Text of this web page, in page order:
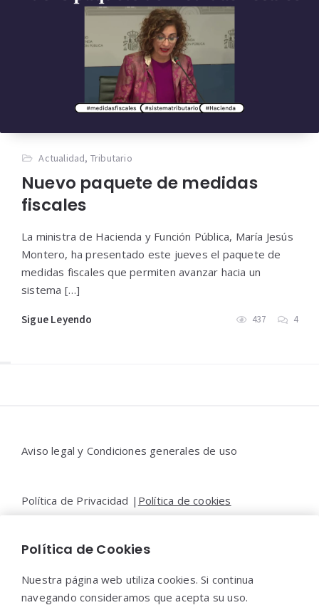
Actualidad, Tributario
Nuevo paquete de medidas
fiscales
La ministra de Hacienda y Función Pública, María Jesús
Montero, ha presentado este jueves el paquete de
medidas fiscales que permiten avanzar hacia un
sistema […]
Sigue Leyendo 437 4
Aviso legal y Condiciones generales de uso
Política de Privacidad | Política de cookies
Contacto |Moya&Emery
Política de Cookies
Nuestra página web utiliza cookies. Si continua
navegando consideramos que acepta su uso.